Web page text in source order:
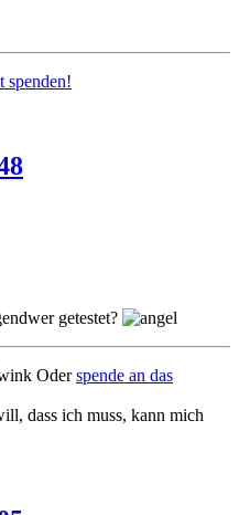
spenden!
getestet?
Oderspende an das
dass ich muss, kann mich